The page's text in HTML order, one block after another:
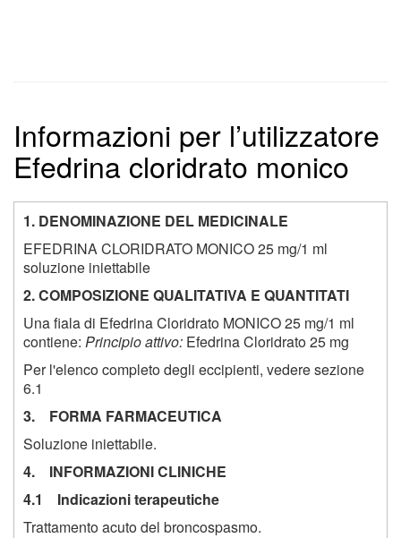
Informazioni per l’utilizzatore
Efedrina cloridrato monico
1. DENOMINAZIONE DEL MEDICINALE
EFEDRINA CLORIDRATO MONICO 25 mg/1 ml
soluzione iniettabile
2. COMPOSIZIONE QUALITATIVA E QUANTITATI
Una fiala di Efedrina Cloridrato MONICO 25 mg/1 ml
contiene: Principio attivo: Efedrina Cloridrato 25 mg
Per l'elenco completo degli eccipienti, vedere sezione
6.1
3. FORMA FARMACEUTICA
Soluzione iniettabile.
4. INFORMAZIONI CLINICHE
4.1 Indicazioni terapeutiche
Trattamento acuto del broncospasmo.